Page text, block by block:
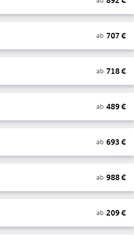
ab 707 €
ab 718€
ab 489€
ab 693 €
ab 988€
ab 209€